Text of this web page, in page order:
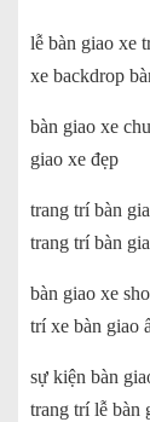
lễ bàn giao xe
xe backdrop
bàn giao xe
giao xe đẹp
trang trí bàn
trang trí bàn
bàn giao xe
trí xe bàn giao
sự kiện bàn
trang trí lễ bàn